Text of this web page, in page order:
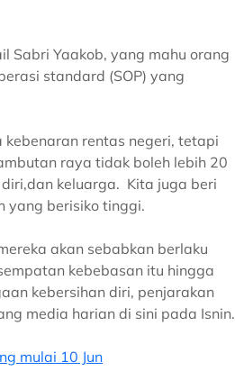
Sabri Yaakob, yang mahu orang
standard (SOP) yang
rentas negeri, tetapi
raya tidak boleh lebih 20
keluarga. Kita juga beri
yang berisiko tinggi.
akan sebabkan berlaku
kebebasan itu hingga
kebersihan diri, penjarakan
media harian di sini pada Isnin.
mulai 10 Jun